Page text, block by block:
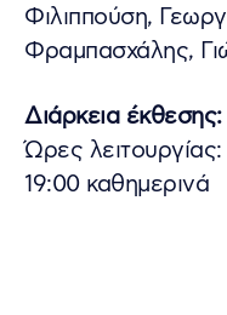
Φιλιππούση,
Φραμπασχάλης,
Διάρκεια
Ώρες
19:00 καθημερινά